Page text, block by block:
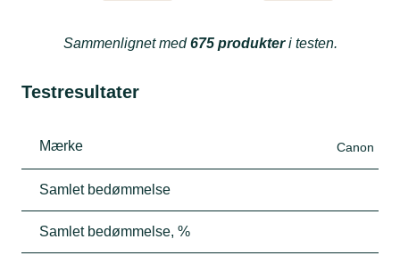
Sammenlignet med675 produkteri testen.
Testresultater
Mærke Canon
Samlet bedømmelse
Samlet bedømmelse, %